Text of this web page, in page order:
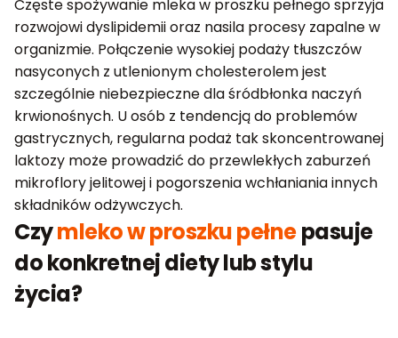
Częste spożywanie mleka w proszku pełnego sprzyja
rozwojowi dyslipidemii oraz nasila procesy zapalne w
organizmie. Połączenie wysokiej podaży tłuszczów
nasyconych z utlenionym cholesterolem jest
szczególnie niebezpieczne dla śródbłonka naczyń
krwionośnych. U osób z tendencją do problemów
gastrycznych, regularna podaż tak skoncentrowanej
laktozy może prowadzić do przewlekłych zaburzeń
mikroflory jelitowej i pogorszenia wchłaniania innych
składników odżywczych.
Czymleko w proszku pełnepasuje
do konkretnej diety lub stylu
życia?